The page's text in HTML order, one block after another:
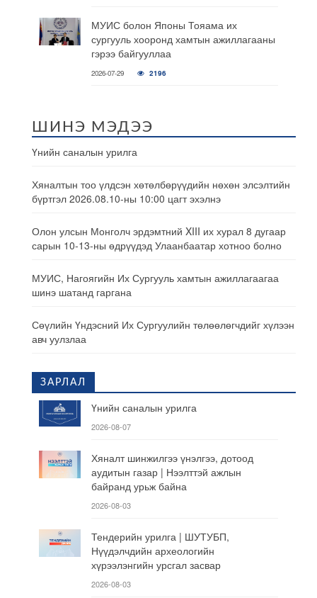
МУИС болон Японы Тояама их
сургууль хооронд хамтын ажиллагааны
гэрээ байгууллаа
2026-07-29 2196
ШИНЭ МЭДЭЭ
Үнийн саналын урилга
Хяналтын тоо үлдсэн хөтөлбөрүүдийн нөхөн элсэлтийн
бүртгэл 2026.08.10-ны 10:00 цагт эхэлнэ
Олон улсын Монголч эрдэмтний XIII их хурал 8 дугаар
сарын 10-13-ны өдрүүдэд Улаанбаатар хотноо болно
МУИС, Нагоягийн Их Сургууль хамтын ажиллагаагаа
шинэ шатанд гаргана
Сөүлийн Үндэсний Их Сургуулийн төлөөлөгчдийг хүлээн
авч уулзлаа
ЗАРЛАЛ
Үнийн саналын урилга
2026-08-07
Хяналт шинжилгээ үнэлгээ, дотоод
аудитын газар | Нээлттэй ажлын
байранд урьж байна
2026-08-03
Тендерийн урилга | ШУТУБП,
Нүүдэлчдийн археологийн
хүрээлэнгийн урсгал засвар
2026-08-03